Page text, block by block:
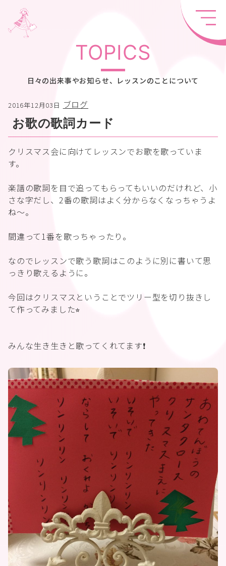
TOPICS
日々の出来事やお知らせ、レッスンのことについて
2016年12月03日 ブログ
お歌の歌詞カード
クリスマス会に向けてレッスンでお歌を歌っていま
す。
楽譜の歌詞を目で追ってもらってもいいのだけれど、小
さな字だし、2番の歌詞はよく分からなくなっちゃうよ
ね〜。
間違って1番を歌っちゃったり。
なのでレッスンで歌う歌詞はこのように別に書いて思
っきり歌えるように。
今回はクリスマスということでツリー型を切り抜きし
て作ってみました⭐︎
みんな生き生きと歌ってくれてます❗️